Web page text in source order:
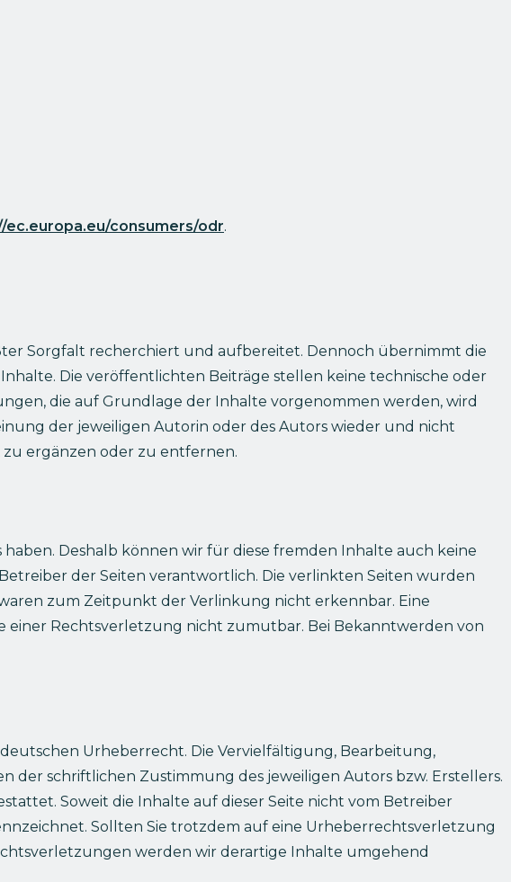
ec.europa.eu/consumers/odr.
Sorgfalt recherchiert und aufbereitet. Dennoch übernimmt die
Die veröffentlichten Beiträge stellen keine technische oder
die auf Grundlage der Inhalte vorgenommen werden, wird
der jeweiligen Autorin oder des Autors wieder und nicht
zu ergänzen oder zu entfernen.
Deshalb können wir für diese fremden Inhalte auch keine
der Seiten verantwortlich. Die verlinkten Seiten wurden
zum Zeitpunkt der Verlinkung nicht erkennbar. Eine
Rechtsverletzung nicht zumutbar. Bei Bekanntwerden von
Urheberrecht. Die Vervielfältigung, Bearbeitung,
schriftlichen Zustimmung des jeweiligen Autors bzw. Erstellers.
Soweit die Inhalte auf dieser Seite nicht vom Betreiber
Sollten Sie trotzdem auf eine Urheberrechtsverletzung
werden wir derartige Inhalte umgehend